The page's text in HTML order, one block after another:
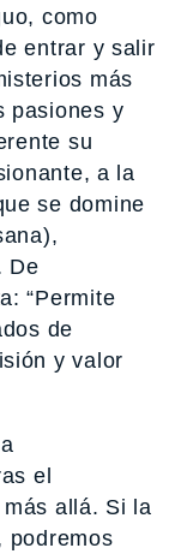
como
entrar y salir
más
pasiones y
su
a la
se domine
De
“Permite
de
y valor
el
allá. Si la
podremos